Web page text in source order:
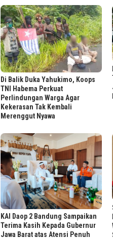
Di Balik Duka Yahukimo, Koops
TNI Habema Perkuat
Perlindungan Warga Agar
Kekerasan Tak Kembali
Merenggut Nyawa
KAI Daop 2 Bandung Sampaikan
Terima Kasih Kepada Gubernur
Jawa Barat atas Atensi Penuh